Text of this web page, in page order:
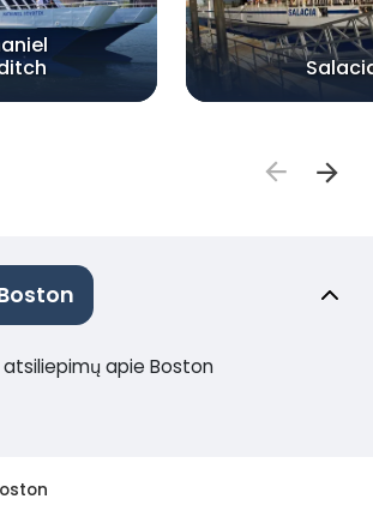
apie Boston